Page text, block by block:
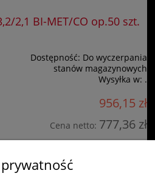
2,1 BI-MET/CO op.50 szt.
Dostępność: Do wyczerpania
stanów magazynowych
Wysyłka w: .
956,15 zł
Cena netto: 777,36 zł